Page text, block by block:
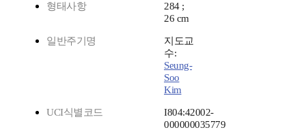
형태사항
284 ;
26 cm
일반주기명
지도교
수:
Seung-
Soo
Kim
UCI식별코드
I804:42002-
000000035779